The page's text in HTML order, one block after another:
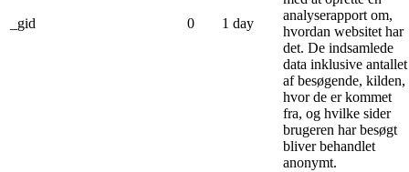
_gid 0 1 day
analyserapport om,
hvordan websitet har
det. De indsamlede
data inklusive antallet
af besøgende, kilden,
hvor de er kommet
fra, og hvilke sider
brugeren har besøgt
bliver behandlet
anonymt.